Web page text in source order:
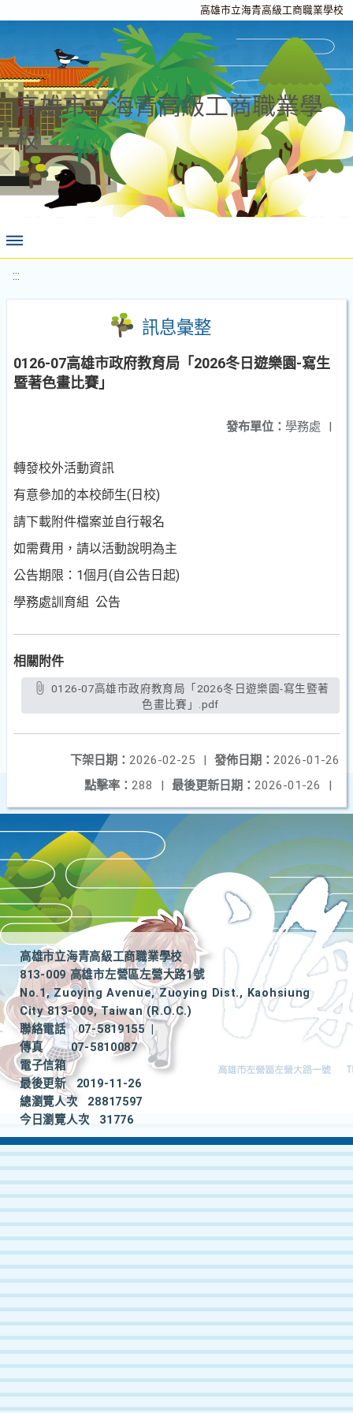
高雄市立海青高級工商職業學校
高雄市立海青高級工商職業學
校
:::
訊息彙整
0126-07高雄市政府教育局「2026冬日遊樂園-寫生
暨著色畫比賽」
發布單位： 學務處 |
轉發校外活動資訊
有意參加的本校師生(日校)
請下載附件檔案並自行報名
如需費用，請以活動說明為主
公告期限：1個月(自公告日起)
學務處訓育組 公告
相關附件
0126-07高雄市政府教育局「2026冬日遊樂園-寫生暨著
色畫比賽」.pdf
發佈日期： 2026-01-26
下架日期： 2026-02-25
|
最後更新日期： 2026-01-26 |
點擊率： 288 |
高雄市立海青高級工商職業學校
813-009 高雄市左營區左營大路1號
No.1, Zuoying Avenue, Zuoying Dist., Kaohsiung
City 813-009, Taiwan (R.O.C.)
聯絡電話
07-5819155
|
傳真
07-5810087
電子信箱
最後更新
2019-11-26
總瀏覽人次
28817597
今日瀏覽人次
31776